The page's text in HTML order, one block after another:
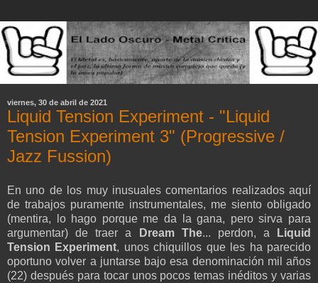
viernes, 30 de abril de 2021
Liquid Tension Experiment - "Liquid
Tension Experiment 3" (Progressive /
Jazz Fussion)
En uno de los muy inusuales comentarios realizados aquí
de trabajos puramente instrumentales, me siento obligado
(mentira, lo hago porque me da la gana, pero sirva para
argumentar) de traer a
Dream The... perdon, a
Liquid
Tension Experiment, unos chiquillos que les ha parecido
oportuno volver a juntarse bajo esa denominación mil años
(22) después para tocar unos pocos temas inéditos y varias